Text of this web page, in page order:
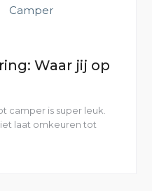
Waar jij op
camper is super leuk.
laat omkeuren tot